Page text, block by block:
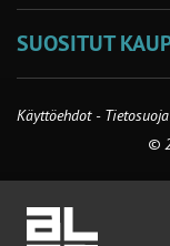
SUOSITUT
Käyttöehdot - Tietosuoja
©